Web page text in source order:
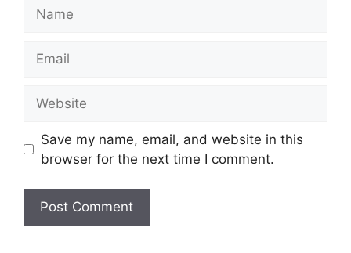
Save my name, email, and website in this
browser for the next time I comment.